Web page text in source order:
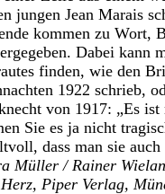
jungen Jean Marais
kommen zu Wort,
Dabei kann
finden, wie den
1922 schrieb,
von 1917: „Es
Sie es ja nicht
dass man sie
Müller / Rainer
Piper Verlag,